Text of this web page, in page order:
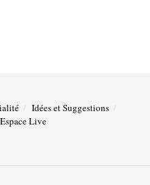
Idées et Suggestions
Espace Live